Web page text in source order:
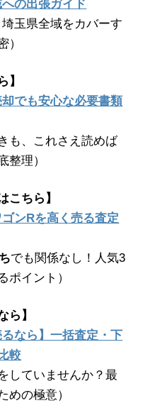
の出張ガイド
埼玉県全域をカバーす
）
】
でも安心な必要書類
も、これさえ読めば
整理）
こちら】
ンRを高く売る査定
でも関係なし！人気3
ポイント）
ら】
るなら】一括査定・下
較
していませんか？最
めの極意）